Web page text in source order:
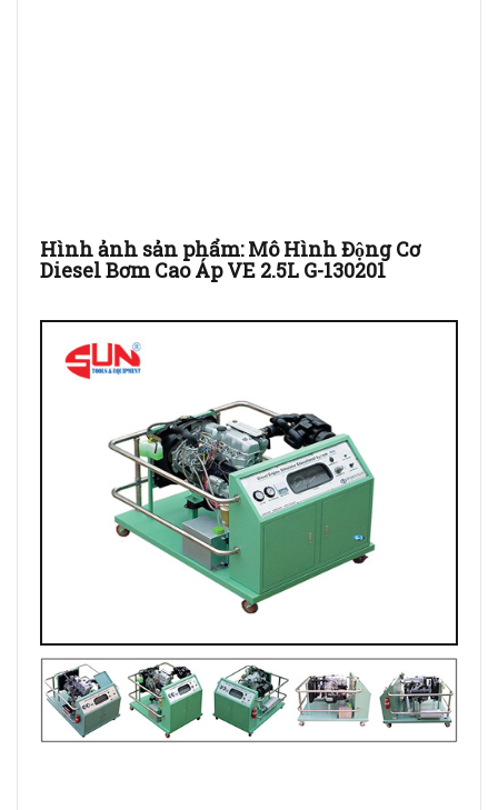
Hình ảnh sản phẩm: Mô Hình Động Cơ
Diesel Bơm Cao Áp VE 2.5L G-130201